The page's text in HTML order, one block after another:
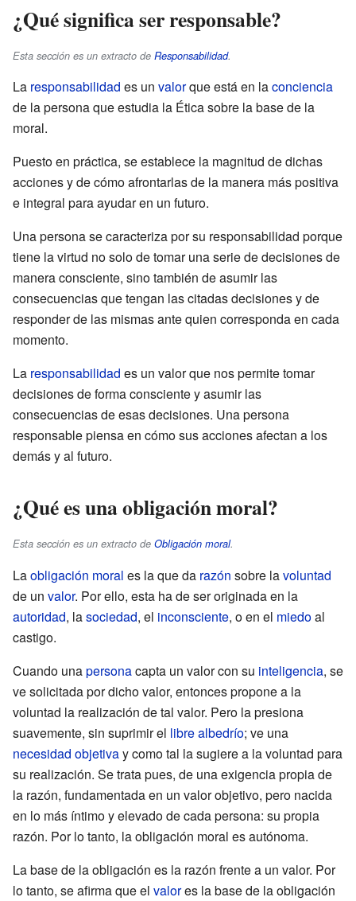
¿Qué significa ser responsable?
Esta sección es un extracto de Responsabilidad.
La responsabilidad es un valorque está en laconciencia
de la persona que estudia la Ética sobre la base de la
moral.
Puesto en práctica, se establece la magnitud de dichas
acciones y de cómo afrontarlas de la manera más positiva
e integral para ayudar en un futuro.
Una persona se caracteriza por su responsabilidad porque
tiene la virtud no solo de tomar una serie de decisiones de
manera consciente, sino también de asumir las
consecuencias que tengan las citadas decisiones y de
responder de las mismas ante quien corresponda en cada
momento.
La responsabilidad es un valor que nos permite tomar
decisiones de forma consciente y asumir las
consecuencias de esas decisiones. Una persona
responsable piensa en cómo sus acciones afectan a los
demás y al futuro.
¿Qué es una obligación moral?
Esta sección es un extracto de Obligación moral.
Laobligación moral es la que da razón sobre lavoluntad
de un valor. Por ello, esta ha de ser originada en la
autoridad, lasociedad, el inconsciente, o en el miedoal
castigo.
Cuando unapersonacapta un valor con su inteligencia, se
ve solicitada por dicho valor, entonces propone a la
voluntad la realización de tal valor. Pero la presiona
suavemente, sin suprimir el libre albedrío; ve una
necesidad objetivay como tal la sugiere a la voluntad para
su realización. Se trata pues, de una exigencia propia de
la razón, fundamentada en un valor objetivo, pero nacida
en lo más íntimo y elevado de cada persona: su propia
razón. Por lo tanto, la obligación moral es autónoma.
La base de la obligación es la razón frente a un valor. Por
lo tanto, se afirma que el valores la base de la obligación